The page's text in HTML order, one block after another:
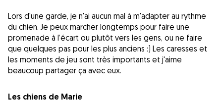
Lors d'une garde, je n'ai aucun mal à m'adapter au rythme
du chien. Je peux marcher longtemps pour faire une
promenade à l’écart ou plutôt vers les gens, ou ne faire
que quelques pas pour les plus anciens :) Les caresses et
les moments de jeu sont très importants et j'aime
beaucoup partager ça avec eux.
Les chiens de Marie